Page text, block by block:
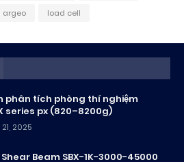
argeo load cell
phân tích phòng thí nghiệm
series px (820–8200g)
2025
Beam SBX-1K-3000-45000